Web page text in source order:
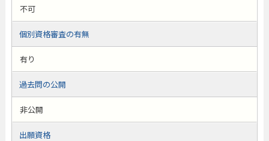
不可
個別資格審査の有無
有り
過去問の公開
非公開
出願資格